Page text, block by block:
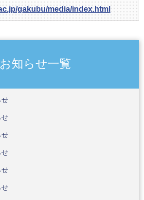
gakubu/media/index.html
お知らせ一覧
せ
せ
せ
せ
せ
せ